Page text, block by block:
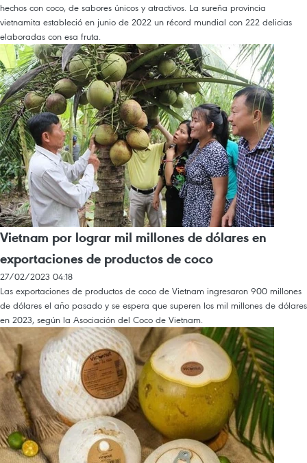
hechos con coco, de sabores únicos y atractivos. La sureña provincia
vietnamita estableció en junio de 2022 un récord mundial con 222 delicias
elaboradas con esa fruta.
Vietnam por lograr mil millones de dólares en
exportaciones de productos de coco
27/02/2023 04:18
Las exportaciones de productos de coco de Vietnam ingresaron 900 millones
de dólares el año pasado y se espera que superen los mil millones de dólares
en 2023, según la Asociación del Coco de Vietnam.